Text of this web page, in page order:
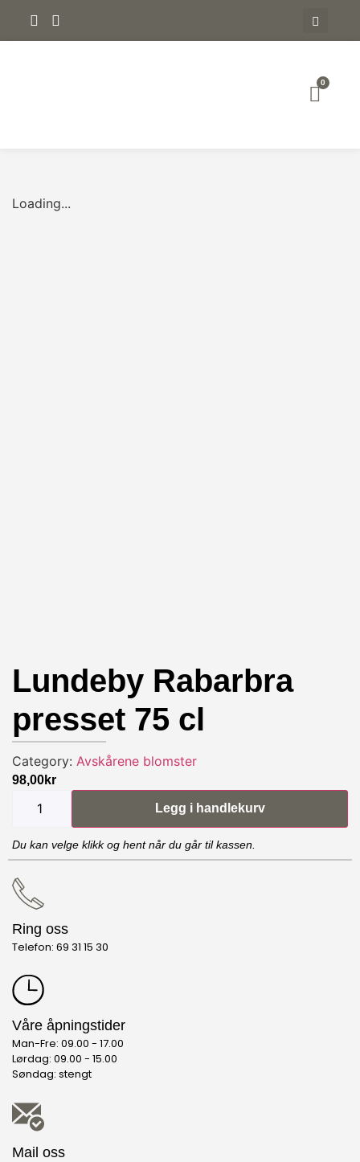
0
Loading...
Lundeby Rabarbra
presset 75 cl
Category: Avskårene blomster
98,00kr
Legg i handlekurv
Du kan velge klikk og hent når du går til kassen.
Ring oss
Telefon: 69 31 15 30
Våre åpningstider
Man-Fre: 09.00 - 17.00
Lørdag: 09.00 - 15.00
Søndag: stengt
Mail oss